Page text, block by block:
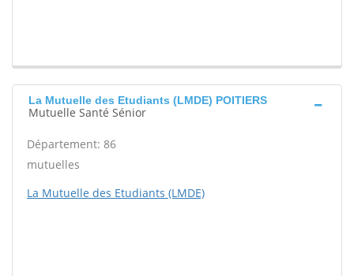
La Mutuelle des Etudiants (LMDE) POITIERS
Mutuelle Santé Sénior
Département: 86
mutuelles
La Mutuelle des Etudiants (LMDE)